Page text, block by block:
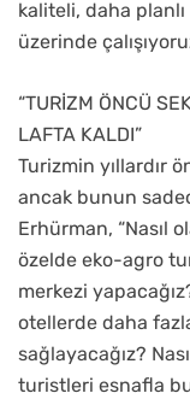
kaliteli, daha
üzerinde
“TURİZM ÖNCÜ
LAFTA KALDI”
Turizmin yıllardır
ancak bunun
Erhürman, “Nasıl
özelde eko-agro
merkezi
otellerde daha
sağlayacağız?
turistleri esnafla